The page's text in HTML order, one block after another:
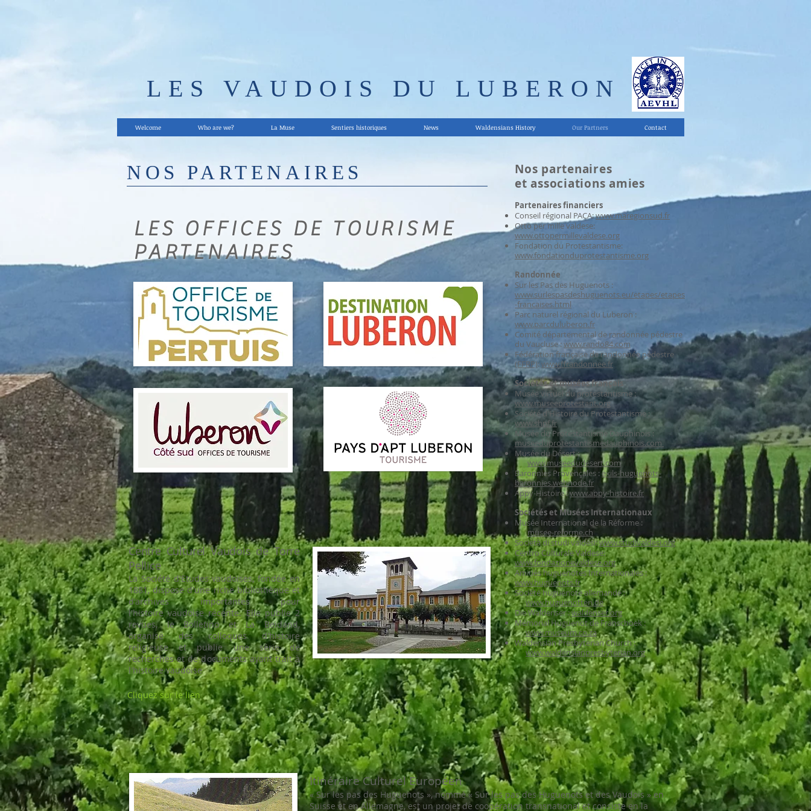
LES VAUDOIS DU LUBERON
Welcome Who are we? La Muse Sentiers historiques News Waldensians History Our Partners Contact
NOS PARTENAIRES
LES OFFICES DE TOURISME
PARTENAIRES
Centre Culturel Vaudois de Torre
Pellice
La Société d'Etudes vaudoises, fondée en
1881, dispose d'une riche bibliothèque et
d'archives importantes pour
l'histoire vaudoise récente. Elle publie 2
revues, le Bolletino et La Beidand,
organise des colloques d'histoire
religieuse et publie une série de
recherches et de documents ayant trait à
l'histoire vaudoise
Cliquez sur le lien
Nos partenaires
et associations amies
Partenaires financiers
Conseil régional PACA:www.maregionsud.fr
Otto per mille valdese:
www.ottopermillevaldese.org
Fondation du Protestantisme:
www.fondationduprotestantisme.org
Randonnée
Sur les Pas des Huguenots :
www.surlespasdeshuguenots.eu/etapes/etapes
-francaises.html
Parc naturel régional du Luberon :
www.parcduluberon.fr
Comité départemental de randonnée pédestre
du Vaucluse :www.rando84.com
Fédération française de randonnée pédestre
(FFRP): www.ffrandonnee.fr
Sociétés et musées français
Musée virtuel du protestantisme :
www.museeprotestant.org
Société d'Histoire du Protestantisme :
www.shpf.fr
Musée du Protestantisme Dauphinois :
museeduprotestantismedauphinois.com
Musée du Désert :
www.museedudesert.com
Baronnies Provençales :exils-huguenots-
baronnies.webnode.fr
Appy-Histoire :www.appy-histoire.fr
Sociétés et Musées Internationaux
Musée International de la Réforme :
musee-reforme.ch
Società di studi valdesi:www.studivaldesi.org
Centro Culturale Valdese:
www.fondazionevaldese.org
Amitiés huguenotes Internationales :
www.huguenots.fr
Société huguenote allemande :
www.huguenotten.de
Die Waldenser :waldenser.org
Mémorial Huguenot de Franschoek :
www.museum.co.za
Waldensian Presbyterian Church :
www.waldensianpresbyterian.org
Itinéraire Culturel Européen
« Sur les pas des Huguenots », nommé « Sur les pas des Huguenots et des Vaudois » en
Suisse et en Allemagne, est un projet de coopération transnational et consiste en la